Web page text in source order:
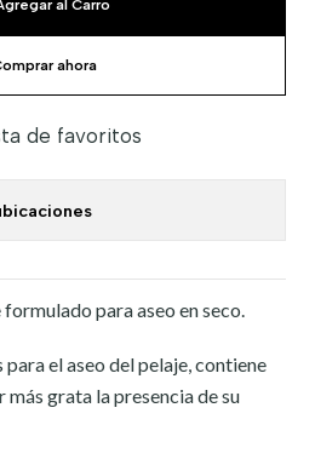
al Carro
ahora
de favoritos
para aseo en seco.
el aseo del pelaje, contiene
más grata la presencia de su